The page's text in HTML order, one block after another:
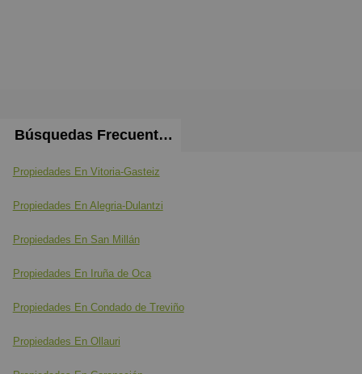
Búsquedas Frecuentes
Propiedades En Vitoria-Gasteiz
Propiedades En Alegria-Dulantzi
Propiedades En San Millán
Propiedades En Iruña de Oca
Propiedades En Condado de Treviño
Propiedades En Ollauri